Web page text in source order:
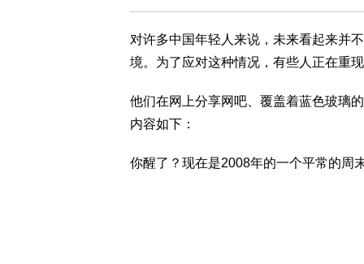
对许多中国年轻人来说，未来看起来并
境。为了应对这种情况，有些人正在重
他们在网上分享网吧、覆盖着蓝色玻璃
内容如下：
你醒了？现在是2008年的一个平常的